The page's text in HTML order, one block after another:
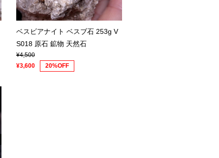
ベスビアナイト ベスブ石 253g V
S018 原石 鉱物 天然石
¥4,500
¥3,600
20%OFF